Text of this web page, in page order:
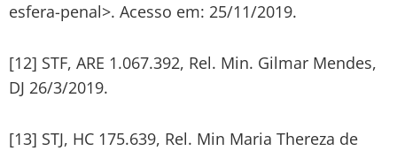
esfera-penal>. Acesso em: 25/11/2019.
[12] STF, ARE 1.067.392, Rel. Min. Gilmar Mendes,
DJ 26/3/2019.
[13] STJ, HC 175.639, Rel. Min Maria Thereza de